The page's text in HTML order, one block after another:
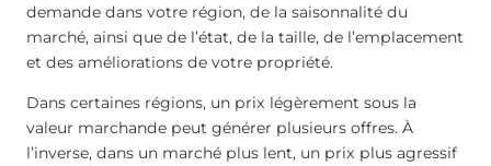
demande dans votre région, de la saisonnalité du
marché, ainsi que de l’état, de la taille, de l’emplacement
et des améliorations de votre propriété.
Dans certaines régions, un prix légèrement sous la
valeur marchande peut générer plusieurs offres. À
l’inverse, dans un marché plus lent, un prix plus agressif